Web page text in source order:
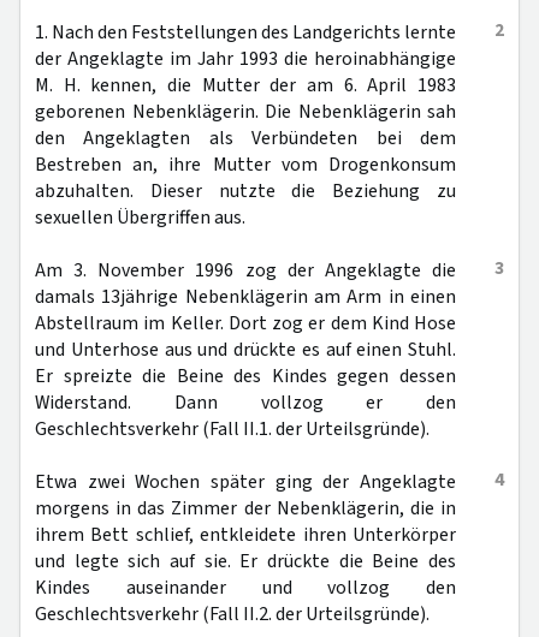
2
1. Nach den Feststellungen des Landgerichts lernte
der Angeklagte im Jahr 1993 die heroinabhängige
M. H. kennen, die Mutter der am 6. April 1983
geborenen Nebenklägerin. Die Nebenklägerin sah
den Angeklagten als Verbündeten bei dem
Bestreben an, ihre Mutter vom Drogenkonsum
abzuhalten. Dieser nutzte die Beziehung zu
sexuellen Übergriffen aus.
3
Am 3. November 1996 zog der Angeklagte die
damals 13jährige Nebenklägerin am Arm in einen
Abstellraum im Keller. Dort zog er dem Kind Hose
und Unterhose aus und drückte es auf einen Stuhl.
Er spreizte die Beine des Kindes gegen dessen
Widerstand. Dann vollzog er den
Geschlechtsverkehr (Fall II.1. der Urteilsgründe).
4
Etwa zwei Wochen später ging der Angeklagte
morgens in das Zimmer der Nebenklägerin, die in
ihrem Bett schlief, entkleidete ihren Unterkörper
und legte sich auf sie. Er drückte die Beine des
Kindes auseinander und vollzog den
Geschlechtsverkehr (Fall II.2. der Urteilsgründe).